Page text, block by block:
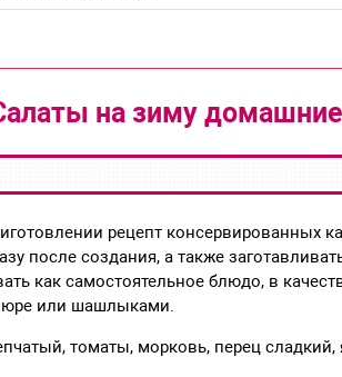
на зиму домашние
рецепт консервированных
после создания, а также
как самостоятельное блюдо, в
или шашлыками.
томаты, морковь, перец сладкий,